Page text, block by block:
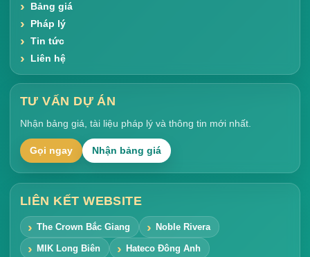
Bảng giá
Pháp lý
Tin tức
Liên hệ
TƯ VẤN DỰ ÁN
Nhận bảng giá, tài liệu pháp lý và thông tin mới nhất.
Gọi ngay Nhận bảng giá
LIÊN KẾT WEBSITE
The Crown Bắc Giang Noble Rivera
MIK Long Biên Hateco Đông Anh